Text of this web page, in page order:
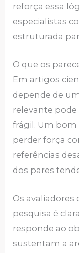
reforça essa
especialistas
estruturada
O que os
Em artigos
depende de
relevante
frágil. Um
perder força
referências
dos pares
Os
pesquisa é
responde ao
sustentam a